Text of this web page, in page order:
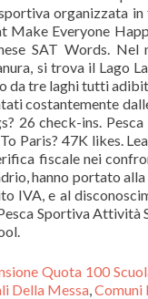
Quota 100
Della Messa,Comuni